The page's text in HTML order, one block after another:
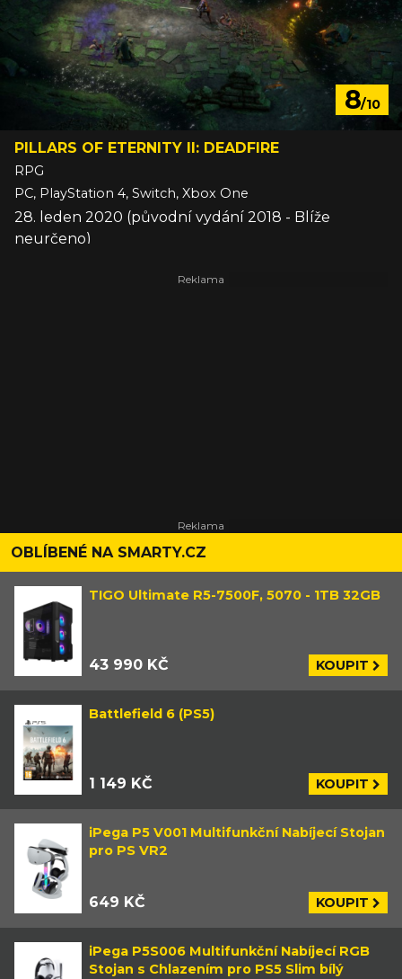
8/10
PILLARS OF ETERNITY II: DEADFIRE
RPG
PC, PlayStation 4, Switch, Xbox One
28. leden 2020 (původní vydání 2018 - Blíže
neurčeno)
OBLÍBENÉ NA SMARTY.CZ
TIGO Ultimate R5-7500F, 5070 - 1TB 32GB
43 990 KČ KOUPIT
Battlefield 6 (PS5)
1 149 KČ KOUPIT
iPega P5 V001 Multifunkční Nabíjecí Stojan
pro PS VR2
649 KČ KOUPIT
iPega P5S006 Multifunkční Nabíjecí RGB
Stojan s Chlazením pro PS5 Slim bílý